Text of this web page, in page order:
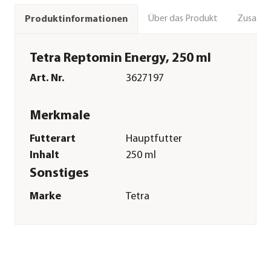
Produktinformationen Über das Produkt
Tetra Reptomin Energy, 250 ml
Art. Nr. 3627197
Merkmale
Futterart
Hauptfutter
Inhalt
250 ml
Sonstiges
Marke
Tetra